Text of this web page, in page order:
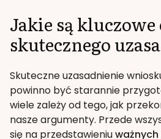
Jakie są
skutecznego
Skuteczne uzasadnienie
powinno być starannie
wiele zależy od tego, jak
nasze argumenty. Przede
się na przedstawieniu